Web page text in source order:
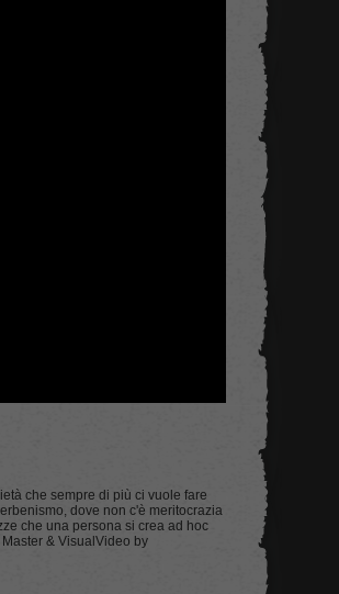
che sempre di più ci vuole fare
dove non c'è meritocrazia
che una persona si crea ad hoc
& VisualVideo by